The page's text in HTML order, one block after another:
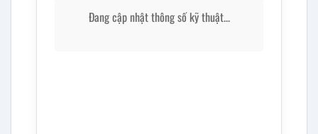
Đang cập nhật thông số kỹ thuật...